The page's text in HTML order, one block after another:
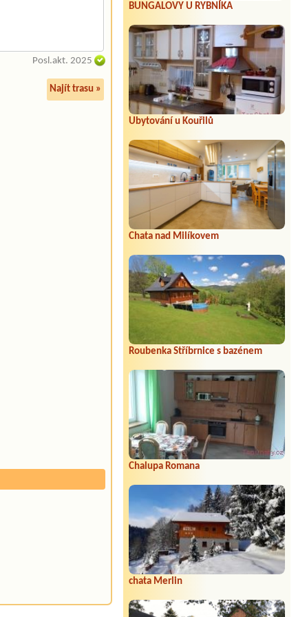
BUNGALOVY U RYBNÍKA
Ubytování u Kouřilů
Chata nad Milíkovem
Roubenka Stříbrnice s bazénem
Chalupa Romana
chata Merlin
Posl.akt. 2025
Najít trasu »